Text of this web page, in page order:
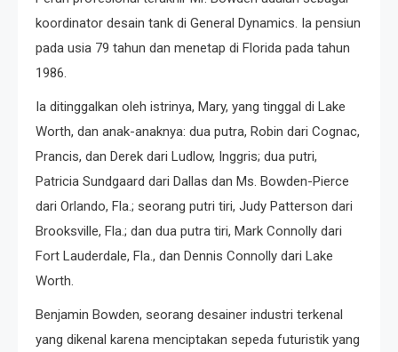
koordinator desain tank di General Dynamics. Ia pensiun
pada usia 79 tahun dan menetap di Florida pada tahun
1986.
Ia ditinggalkan oleh istrinya, Mary, yang tinggal di Lake
Worth, dan anak-anaknya: dua putra, Robin dari Cognac,
Prancis, dan Derek dari Ludlow, Inggris; dua putri,
Patricia Sundgaard dari Dallas dan Ms. Bowden-Pierce
dari Orlando, Fla.; seorang putri tiri, Judy Patterson dari
Brooksville, Fla.; dan dua putra tiri, Mark Connolly dari
Fort Lauderdale, Fla., dan Dennis Connolly dari Lake
Worth.
Benjamin Bowden, seorang desainer industri terkenal
yang dikenal karena menciptakan sepeda futuristik yang